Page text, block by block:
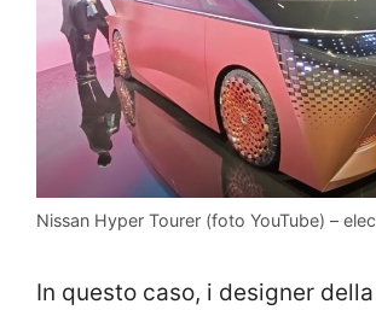
Nissan Hyper Tourer (foto YouTube) –
In questo caso, i designer